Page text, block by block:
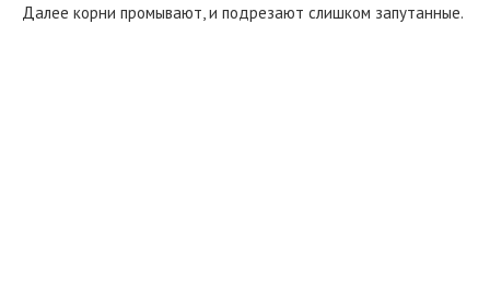
Далее корни промывают, и подрезают слишком запутанные.